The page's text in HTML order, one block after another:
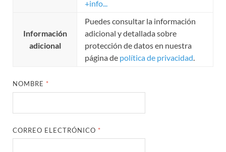
+info...
Información
adicional
Puedes consultar la información
adicional y detallada sobre
protección de datos en nuestra
página de política de privacidad.
NOMBRE *
CORREO ELECTRÓNICO *